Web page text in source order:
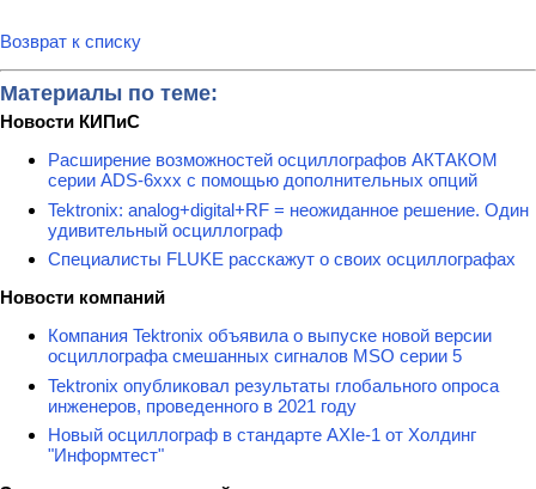
Возврат к списку
Материалы по теме:
Новости КИПиС
Расширение возможностей осциллографов АКТАКОМ
серии ADS-6ххх с помощью дополнительных опций
Tektronix: analog+digital+RF = неожиданное решение. Один
удивительный осциллограф
Специалисты FLUKE расскажут о своих осциллографах
Новости компаний
Компания Tektronix объявила о выпуске новой версии
осциллографа смешанных сигналов MSO серии 5
Tektronix опубликовал результаты глобального опроса
инженеров, проведенного в 2021 году
Новый осциллограф в стандарте AXIe-1 от Холдинг
"Информтест"